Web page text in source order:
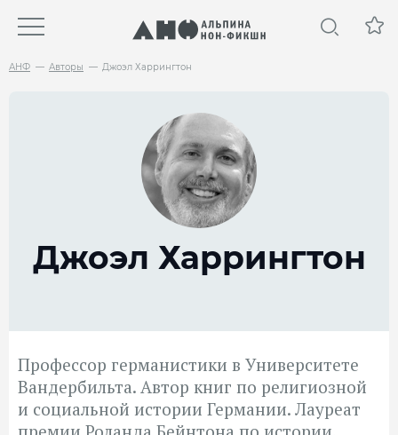
АНФ Авторы Джоэл Харрингтон
Джоэл Харрингтон
Профессор германистики в Университете
Вандербильта. Автор книг по религиозной
и социальной истории Германии. Лауреат